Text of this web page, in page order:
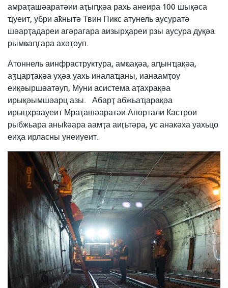
амраҭашәаратәии аҭыԥқәа рахь анеира 100 шықәса
ҵуеит, убри аҟнытә Твин Пикс атунель аусуратә
шәарҭадареи агәрагара аизырҳареи рзы аусура дуқәа
рымҩаԥгара ахәҭоуп.
Атоннель аинфраструктура, амҩақәа, аԥынҵақәа,
аӡцарҭақәа уҳәа уахь иналаҵаны, ианаамҭоу
еиқәыршәатәуп, Муни асистема аҭахрақәа
ирықәымшәарц азы. Абарҭ абжьаҵарақәа
ирыцхраауеит Мраҭашәаратәи Апортали Кастрои
рыбжьара аныҟәара аамҭа аиӷьтәра, ус анакәха уахьцо
еиҳа ирласны унеиуеит.